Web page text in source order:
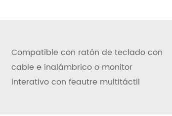
Compatible con ratón de teclado con
cable e inalámbrico o monitor
interativo con feautre multitáctil